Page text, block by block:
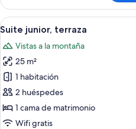
superior,
terraza
Abrir
todas
las
fotos
de
Suite
junior,
terraza
24
Suite junior, terraza
Vistas a la montaña
25 m²
1 habitación
2 huéspedes
1 cama de matrimonio
Wifi gratis